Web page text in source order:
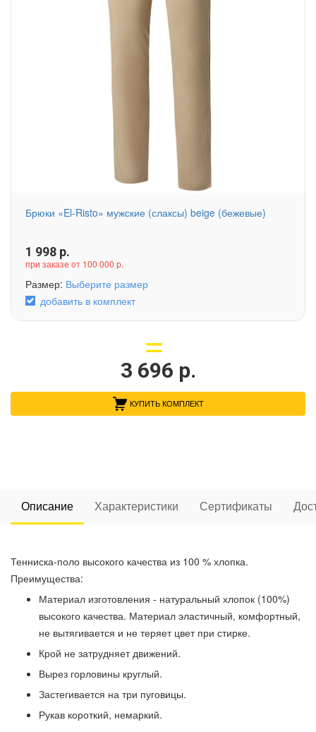
Брюки «El-Risto» мужские (слаксы) beige (бежевые)
1 998 р.
при заказе от 100 000 р.
Размер: Выберите размер
добавить в комплект
3 696 р.
КУПИТЬ КОМПЛЕКТ
Описание Характеристики Сертификаты
Тенниска-поло высокого качества из 100 % хлопка.
Преимущества:
Материал изготовления - натуральный хлопок (100%)
высокого качества. Материал эластичный, комфортный,
не вытягивается и не теряет цвет при стирке.
Крой не затрудняет движений.
Вырез горловины круглый.
Застегивается на три пуговицы.
Рукав короткий, немаркий.